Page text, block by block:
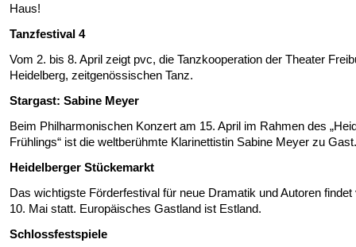
Haus!
Tanzfestival 4
Vom 2. bis 8. April zeigt pvc, die Tanzkooperation der Theater
Heidelberg, zeitgenössischen Tanz.
Stargast: Sabine Meyer
Beim Philharmonischen Konzert am 15. April im Rahmen des
Frühlings“ ist die weltberühmte Klarinettistin Sabine Meyer zu Gast.
Heidelberger Stückemarkt
Das wichtigste Förderfestival für neue Dramatik und Autoren
10. Mai statt. Europäisches Gastland ist Estland.
Schlossfestspiele